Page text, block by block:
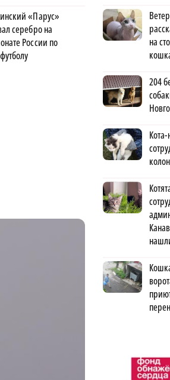
«Парус»
серебро на
России по
на
204